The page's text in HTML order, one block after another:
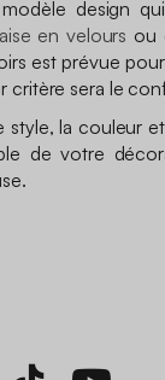
design
en velours ou
est prévue
critère sera le
style, la couleur
de votre